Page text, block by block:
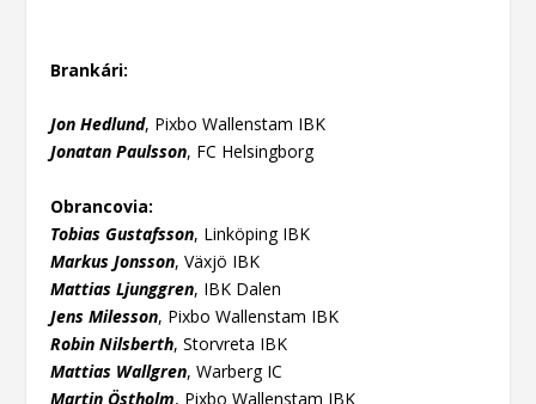
Brankári:
Jon Hedlund, Pixbo Wallenstam IBK
Jonatan Paulsson, FC Helsingborg
Obrancovia:
Tobias Gustafsson, Linköping IBK
Markus Jonsson, Växjö IBK
Mattias Ljunggren, IBK Dalen
Jens Milesson, Pixbo Wallenstam IBK
Robin Nilsberth, Storvreta IBK
Mattias Wallgren, Warberg IC
Martin Östholm, Pixbo Wallenstam IBK